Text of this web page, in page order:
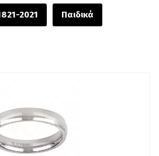
2021 Παιδικά